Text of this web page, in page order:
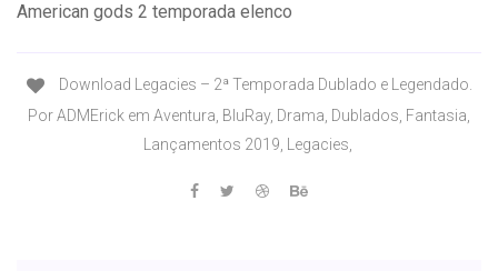
American gods 2 temporada elenco
Download Legacies – 2ª Temporada Dublado e Legendado.
Por ADMErick em Aventura, BluRay, Drama, Dublados, Fantasia,
Lançamentos 2019, Legacies,